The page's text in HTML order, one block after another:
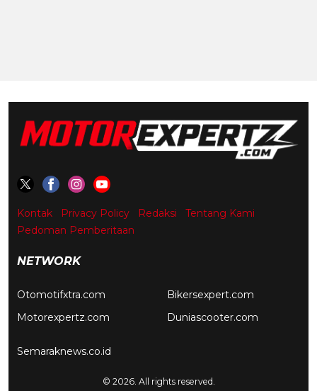
Kontak Privacy Policy Redaksi
Tentang Kami
Pedoman Pemberitaan
NETWORK
Otomotifxtra.com
Motorexpertz.com
Bikersexpert.com
Duniascooter.com
Semaraknews.co.id
© 2026. All rights reserved.